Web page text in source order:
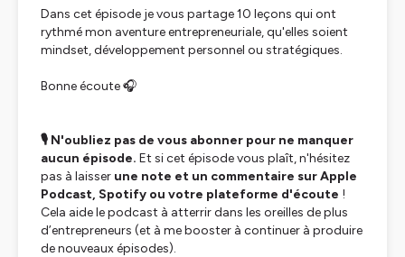
Dans cet épisode je vous partage 10 leçons qui ont
rythmé mon aventure entrepreneuriale, qu'elles soient
mindset, développement personnel ou stratégiques.
Bonne écoute 🎧
🎙️ N'oubliez pas de vous abonner pour ne manquer
aucun épisode. Et si cet épisode vous plaît, n'hésitez
pas à laisser une note et un commentaire sur Apple
Podcast, Spotify ou votre plateforme d'écoute !
Cela aide le podcast à atterrir dans les oreilles de plus
d’entrepreneurs (et à me booster à continuer à produire
de nouveaux épisodes).